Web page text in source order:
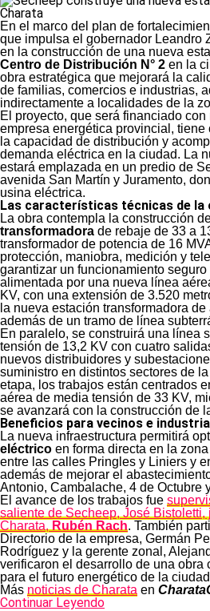
En el marco del plan de
que impulsa el gobernador Leandro
en la construcción de una nueva
Centro de Distribución N° 2 en la
obra estratégica que mejorará la
de familias, comercios e industrias,
indirectamente a localidades de la
El proyecto, que será financiado
empresa energética provincial,
la capacidad de distribución y
demanda eléctrica en la ciudad. La
estará emplazada en un predio de
avenida San Martín y Juramento,
usina eléctrica.
Las características técnicas de la
La obra contempla la construcción
transformadora de rebaje de 33 a
transformador de potencia de 16
protección, maniobra, medición y
garantizar un funcionamiento
alimentada por una nueva línea
KV, con una extensión de 3.520
la nueva estación transformadora
además de un tramo de línea
En paralelo, se construirá una línea
tensión de 13,2 KV con cuatro
nuevos distribuidores y
suministro en distintos sectores de
etapa, los trabajos están centrados
aérea de media tensión de 33 KV,
se avanzará con la construcción de
Beneficios para vecinos e
La nueva infraestructura permitirá
eléctrico en forma directa en la
entre las calles Pringles y Liniers y
además de mejorar el
Antonio, Cambalache, 4 de Octubre
El avance de los trabajos fue
saliente de Secheep, José
Charata, Rubén Rach. También
Directorio de la empresa, Germán
Rodríguez y la gerente zonal,
verificaron el desarrollo de una obra
para el futuro energético de la
Más noticias de Charata en
Continuar Leyendo